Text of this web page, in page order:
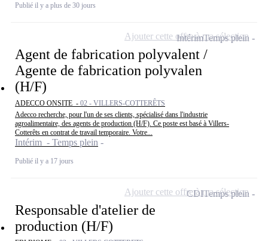
Publié il y a plus de 30 jours
Agent de fabrication polyvalent /
Agente de fabrication polyvalen
(H/F)
ADECCO ONSITE - 02 - VILLERS-COTTERÊTS
Adecco recherche, pour l'un de ses clients, spécialisé dans l'industrie
agroalimentaire, des agents de production (H/F). Ce poste est basé à Villers-
Cotterêts en contrat de travail temporaire. Votre...
Intérim - Temps plein
Publié il y a 17 jours
IntérimTemps plein
Ajouter cette offre à ma sélection
Responsable d'atelier de
production (H/F)
CDITemps plein
Ajouter cette offre à ma sélection